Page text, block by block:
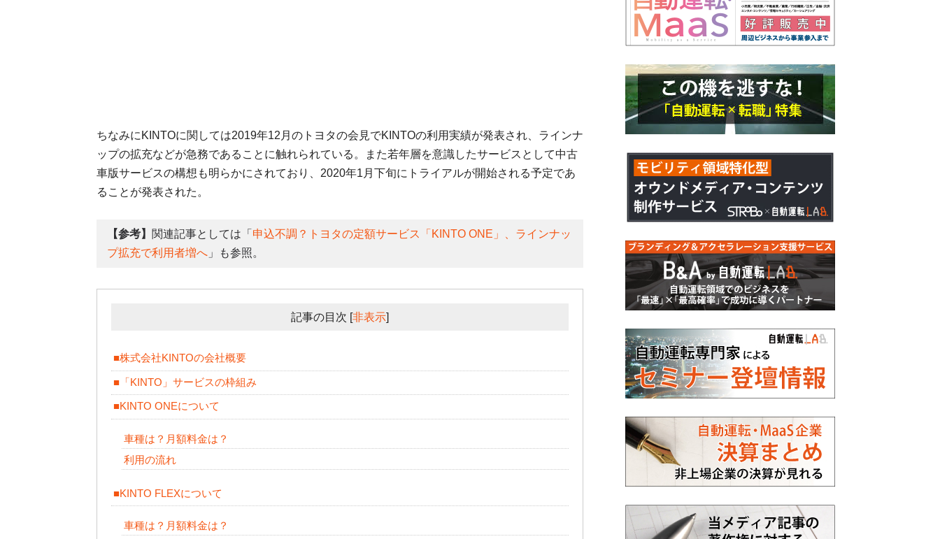
ちなみにKINTOに関しては2019年12月のトヨタの会見でKINTOの利用実績が発表され、ラインナ
ップの拡充などが急務であることに触れられている。また若年層を意識したサービスとして中古
車版サービスの構想も明らかにされており、2020年1月下旬にトライアルが開始される予定であ
ることが発表された。
【参考】 関連記事としては「 申込不調？トヨタの定額サービス「KINTO ONE」、ラインナッ
プ拡充で利用者増へ 」も参照。
記事の目次 [非表示]
■株式会社KINTOの会社概要
■「KINTO」サービスの枠組み
■KINTO ONEについて
車種は？月額料金は？
利用の流れ
■KINTO FLEXについて
車種は？月額料金は？